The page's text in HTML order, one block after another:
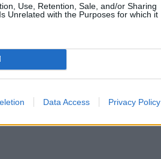
Use, Retention, Sale, and/or Sharing
Unrelated with the Purposes for which it
Data Access Privacy Policy